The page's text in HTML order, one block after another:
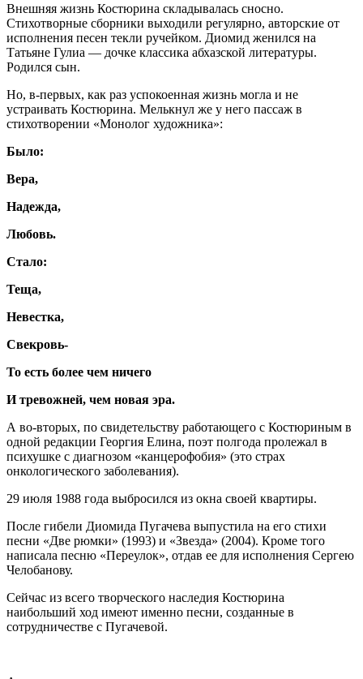
Внешняя жизнь Костюрина складывалась сносно.
Стихотворные сборники выходили регулярно, авторские от
исполнения песен текли ручейком. Диомид женился на
Татьяне Гулиа — дочке классика абхазской литературы.
Родился сын.
Но, в-первых, как раз успокоенная жизнь могла и не
устраивать Костюрина. Мелькнул же у него пассаж в
стихотворении «Монолог художника»:
Было:
Вера,
Надежда,
Любовь.
Стало:
Теща,
Невестка,
Свекровь-
То есть более чем ничего
И тревожней, чем новая эра.
А во-вторых, по свидетельству работающего с Костюриным в
одной редакции Георгия Елина, поэт полгода пролежал в
психушке с диагнозом «канцерофобия» (это страх
онкологического заболевания).
29 июля 1988 года выбросился из окна своей квартиры.
После гибели Диомида Пугачева выпустила на его стихи
песни «Две рюмки» (1993) и «Звезда» (2004). Кроме того
написала песню «Переулок», отдав ее для исполнения Сергею
Челобанову.
Сейчас из всего творческого наследия Костюрина
наибольший ход имеют именно песни, созданные в
сотрудничестве с Пугачевой.